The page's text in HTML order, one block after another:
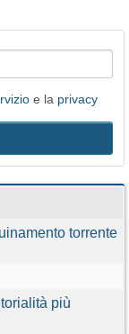
e la privacy
torrente
più